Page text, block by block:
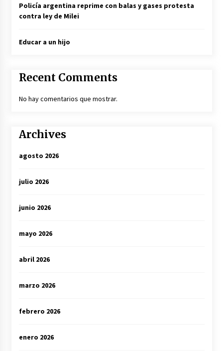
Policía argentina reprime con balas y gases protesta
contra ley de Milei
Educar a un hijo
Recent Comments
No hay comentarios que mostrar.
Archives
agosto 2026
julio 2026
junio 2026
mayo 2026
abril 2026
marzo 2026
febrero 2026
enero 2026